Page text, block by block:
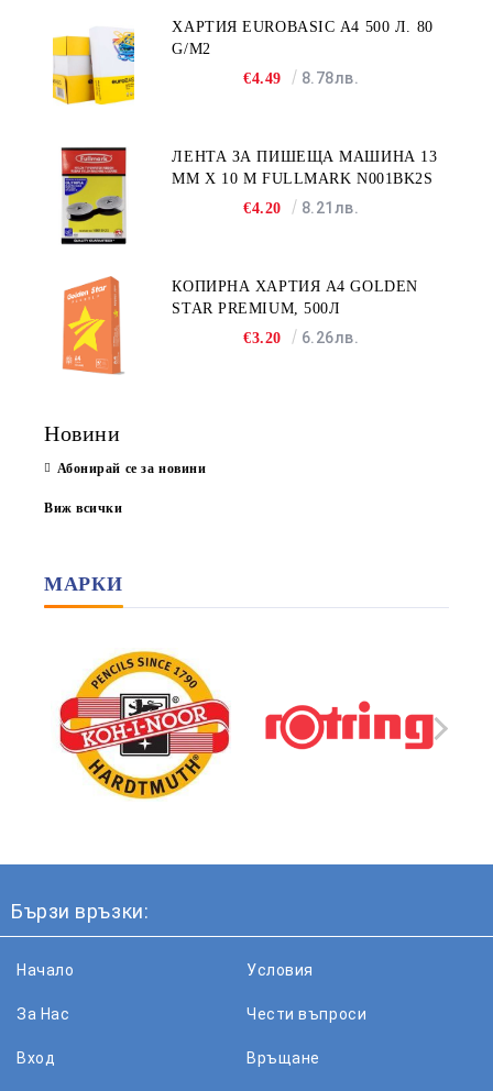
ХАРТИЯ EUROBASIC А4 500 Л. 80
G/M2
€4.49
8.78лв.
ЛЕНТА ЗА ПИШЕЩА МАШИНА 13
MM X 10 M FULLMARK N001BK2S
€4.20
8.21лв.
КОПИРНА ХАРТИЯ A4 GOLDEN
STAR PREMIUM, 500Л
€3.20
6.26лв.
Новини
Абонирай се за новини
Виж всички
МАРКИ
Бързи връзки:
Начало
За Нас
Вход
Условия
Чести въпроси
Връщане